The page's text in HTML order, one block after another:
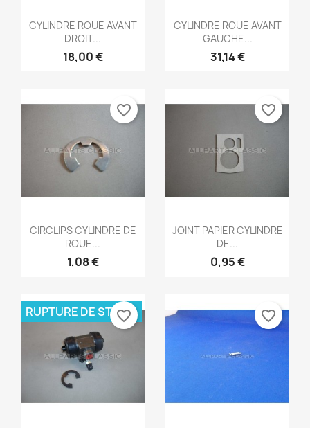
Aperçu rapide
CYLINDRE ROUE AVANT
DROIT...
18,00 €
Aperçu rapide
CYLINDRE ROUE AVANT
GAUCHE...
31,14 €
Aperçu rapide
CIRCLIPS CYLINDRE DE
ROUE...
1,08 €
favorite_border
Aperçu rapide
JOINT PAPIER CYLINDRE
DE...
0,95 €
favorite_border
RUPTURE DE STOCK
favorite_border favorite_border